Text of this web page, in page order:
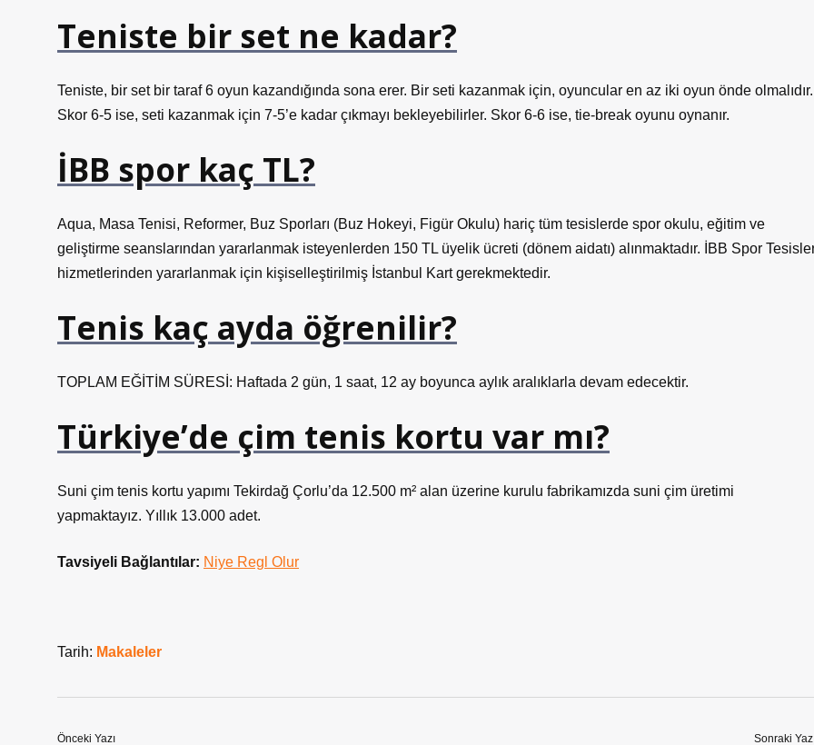
Teniste bir set ne kadar?
Teniste, bir set bir taraf 6 oyun kazandığında sona erer. Bir seti kazanmak için, oyuncular en az iki oyun önde olmalıdır.
Skor 6-5 ise, seti kazanmak için 7-5’e kadar çıkmayı bekleyebilirler. Skor 6-6 ise, tie-break oyunu oynanır.
İBB spor kaç TL?
Aqua, Masa Tenisi, Reformer, Buz Sporları (Buz Hokeyi, Figür Okulu) hariç tüm tesislerde spor okulu, eğitim ve
geliştirme seanslarından yararlanmak isteyenlerden 150 TL üyelik ücreti (dönem aidatı) alınmaktadır. İBB Spor
hizmetlerinden yararlanmak için kişiselleştirilmiş İstanbul Kart gerekmektedir.
Tenis kaç ayda öğrenilir?
TOPLAM EĞİTİM SÜRESİ: Haftada 2 gün, 1 saat, 12 ay boyunca aylık aralıklarla devam edecektir.
Türkiye’de çim tenis kortu var mı?
Suni çim tenis kortu yapımı Tekirdağ Çorlu’da 12.500 m² alan üzerine kurulu fabrikamızda suni çim üretimi
yapmaktayız. Yıllık 13.000 adet.
Tavsiyeli Bağlantılar: Niye Regl Olur
Tarih: Makaleler
Önceki Yazı Sonraki